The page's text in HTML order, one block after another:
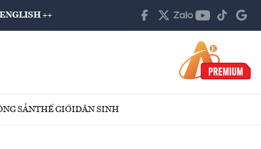
ENGLISH ++
SẢNTHẾ GIỚIDÂN SINH